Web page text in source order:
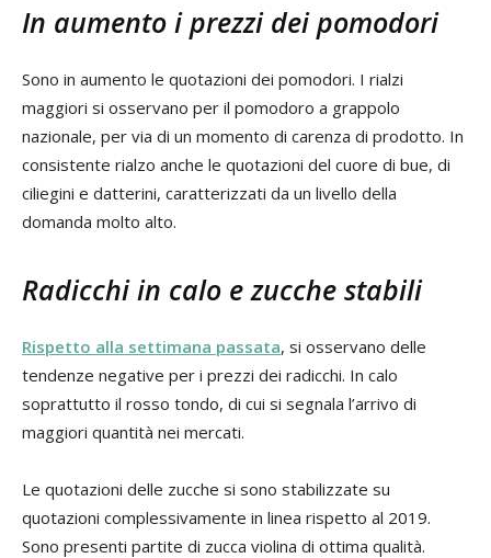
In aumento i prezzi dei pomodori
Sono in aumento le quotazioni dei pomodori. I rialzi
maggiori si osservano per il pomodoro a grappolo
nazionale, per via di un momento di carenza di prodotto. In
consistente rialzo anche le quotazioni del cuore di bue, di
ciliegini e datterini, caratterizzati da un livello della
domanda molto alto.
Radicchi in calo e zucche stabili
Rispetto alla settimana passata, si osservano delle
tendenze negative per i prezzi dei radicchi. In calo
soprattutto il rosso tondo, di cui si segnala l’arrivo di
maggiori quantità nei mercati.
Le quotazioni delle zucche si sono stabilizzate su
quotazioni complessivamente in linea rispetto al 2019.
Sono presenti partite di zucca violina di ottima qualità.